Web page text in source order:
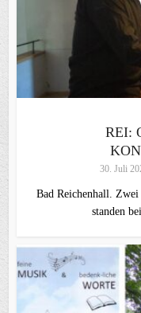
REI:
30. Juli
Bad Reichenhall.
standen